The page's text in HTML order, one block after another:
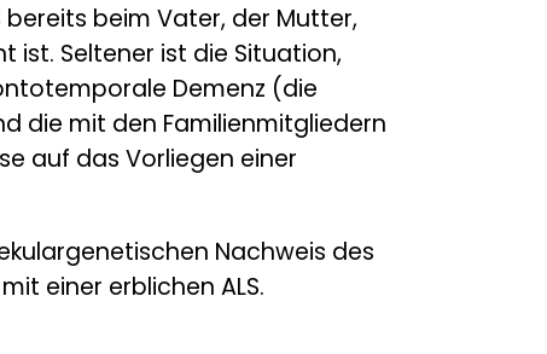
beim Vater, der Mutter,
ist. Seltener ist die Situation,
Demenz (die
die mit den Familienmitgliedern
auf das Vorliegen einer
Nachweis des
einer erblichen ALS.